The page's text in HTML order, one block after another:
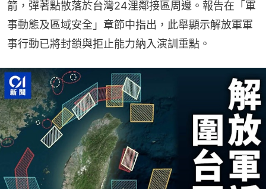
箭，彈著點散落於台灣24浬鄰接區周邊。報告在「軍
事動態及區域安全」章節中指出，此舉顯示解放軍軍
事行動已將封鎖與拒止能力納入演訓重點。